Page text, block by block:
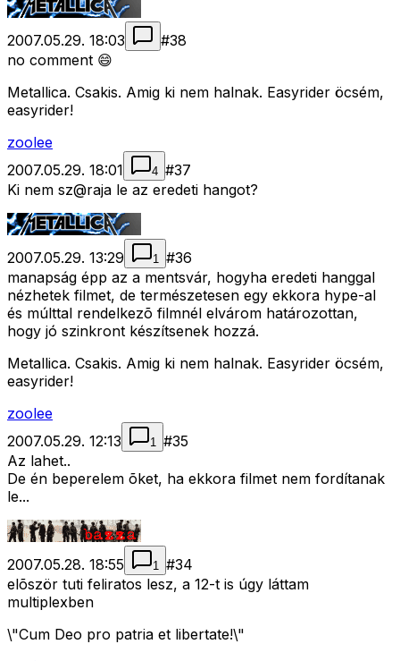
2007.05.29. 18:03 #38
no comment 😄
Metallica. Csakis. Amig ki nem halnak. Easyrider öcsém,
easyrider!
zoolee
2007.05.29. 18:01
4 #37
Ki nem sz@raja le az eredeti hangot?
2007.05.29. 13:29 1 #36
manapság épp az a mentsvár, hogyha eredeti hanggal
nézhetek filmet, de természetesen egy ekkora hype-al
és múlttal rendelkezõ filmnél elvárom határozottan,
hogy jó szinkront készítsenek hozzá.
Metallica. Csakis. Amig ki nem halnak. Easyrider öcsém,
easyrider!
zoolee
2007.05.29. 12:13
1 #35
Az lahet..
De én beperelem õket, ha ekkora filmet nem fordítanak
le...
2007.05.28. 18:55 1 #34
elõször tuti feliratos lesz, a 12-t is úgy láttam
multiplexben
\"Cum Deo pro patria et libertate!\"